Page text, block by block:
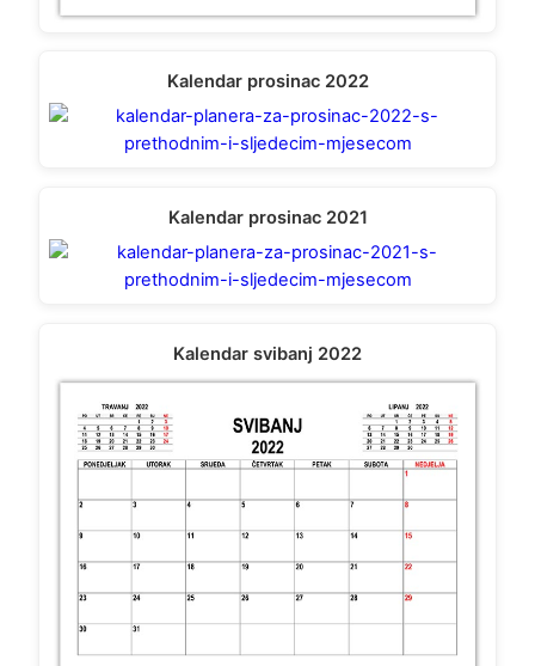
Kalendar prosinac 2022
Kalendar prosinac 2021
Kalendar svibanj 2022